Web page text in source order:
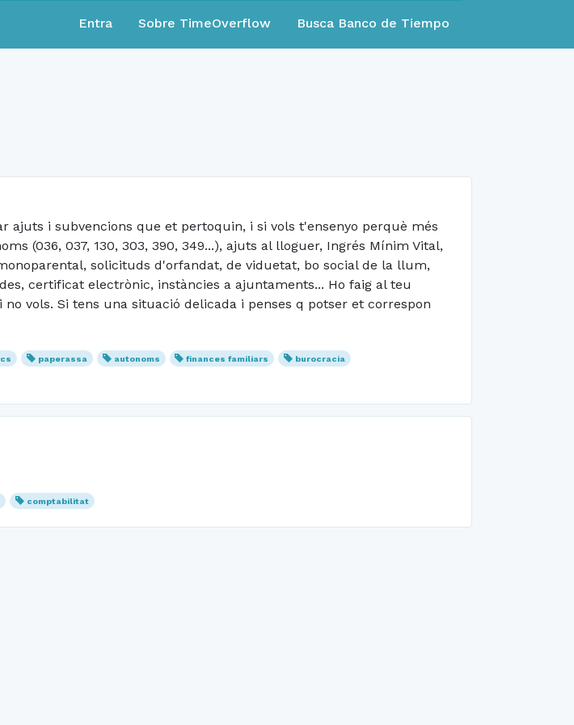
Entra Sobre TimeOverflow Busca Banco de Tiempo
i subvencions que et pertoquin, i si vols t'ensenyo perquè més
(036, 037, 130, 303, 390, 349...), ajuts al lloguer, Ingrés Mínim Vital,
solicituds d'orfandat, de viduetat, bo social de la llum,
certificat electrònic, instàncies a ajuntaments... Ho faig al teu
vols. Si tens una situació delicada i penses q potser et correspon
paperassa autonoms finances familiars
burocracia
comptabilitat